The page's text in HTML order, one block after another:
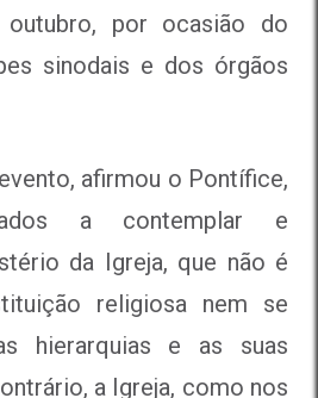
por ocasião do
sinodais e dos órgãos
afirmou o Pontífice,
a contemplar e
da Igreja, que não é
religiosa nem se
hierarquias e as suas
a Igreja, como nos